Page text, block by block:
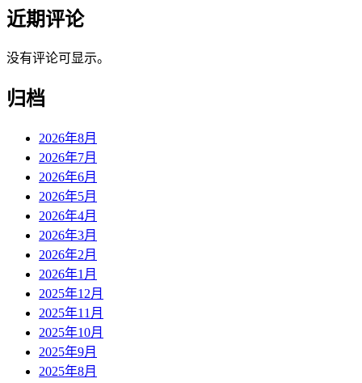
近期评论
没有评论可显示。
归档
2026年8月
2026年7月
2026年6月
2026年5月
2026年4月
2026年3月
2026年2月
2026年1月
2025年12月
2025年11月
2025年10月
2025年9月
2025年8月